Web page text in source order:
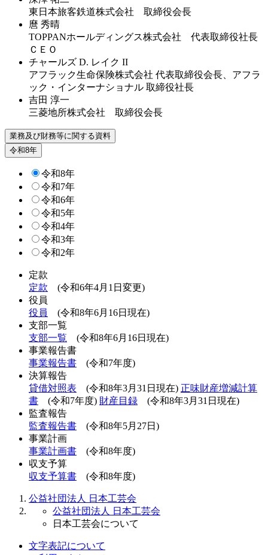
東日本旅客鉄道株式会社 取締役会長
麿 秀晴
TOPPANホールディングス株式会社 代表取締役社長
ＣＥＯ
チャールズ D. レイク II
アフラック生命保険株式会社 代表取締役会長、 アフラ
ック・インターナショナル 取締役社長
吉田 淳一
三菱地所株式会社 取締役会長
業務及び財務等に関する資料
令和8年
令和8年
令和7年
令和6年
令和5年
令和4年
令和3年
令和2年
定款
定款
(令和6年4月1日変更)
役員
役員
(令和8年6月16日現在)
支部一覧
支部一覧
(令和8年6月16日現在)
事業報告書
事業報告書
(令和7年度)
決算報告
貸借対照表
(令和8年3月31日現在) 正味財産増減計算
書
(令和7年度) 財産目録
(令和8年3月31日現在)
監査報告
監査報告書
(令和8年5月27日)
事業計画
事業計画書
(令和8年度)
収支予算
収支予算書
(令和8年度)
公益社団法人 日本工芸会
公益社団法人 日本工芸会
日本工芸会について
文字表記について